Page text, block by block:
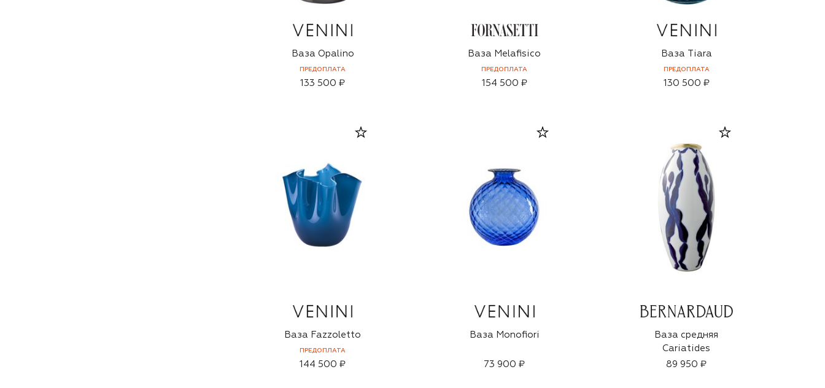
Ваза Opalino
ПРЕДОПЛАТА
133 500 ₽
Ваза Melafisico
ПРЕДОПЛАТА
154 500 ₽
Ваза Tiara
ПРЕДОПЛАТА
130 500 ₽
Ваза Fazzoletto
ПРЕДОПЛАТА
144 500 ₽
Ваза Monofiori
73 900 ₽
Ваза средняя
Cariatides
89 950 ₽